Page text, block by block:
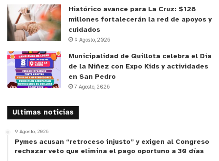
Histórico avance para La Cruz: $128
millones fortalecerán la red de apoyos y
cuidados
9 Agosto, 2026
Municipalidad de Quillota celebra el Día
de la Niñez con Expo Kids y actividades
en San Pedro
7 Agosto, 2026
Ultimas noticias
9 Agosto, 2026
Pymes acusan “retroceso injusto” y exigen al Congreso
rechazar veto que elimina el pago oportuno a 30 días